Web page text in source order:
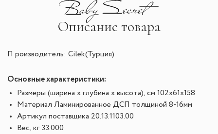
Описание товара
П роизводитель: Cilek(Турция)
Основные характеристики:
Размеры (ширина х глубина х высота), см 102х61х158
Материал Ламинированное ДСП толщиной 8-16мм
Артикул поставщика 20.13.1103.00
Вес, кг 33.000